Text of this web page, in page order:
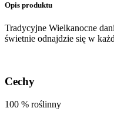
Opis produktu
Tradycyjne Wielkanocne
świetnie odnajdzie się w
Cechy
100 % roślinny